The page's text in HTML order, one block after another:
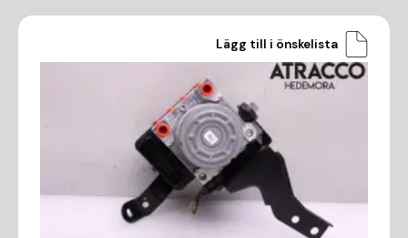
Lägg till i önskelista